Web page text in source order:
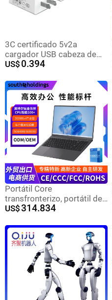
3C certificado 5v2a
cargador USB cabeza de
carga 5v1a enchufe del
del teléfono móvil cabeza
de carga rápida al por
mayor
US$ 0.394
Portátil Core
transfronterizo, portátil de
15,6 pulgadas, portátil de
liviano, laptop
US$314.834